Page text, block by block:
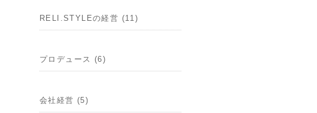
RELI.STYLEの経営 (11)
プロデュース (6)
会社経営 (5)